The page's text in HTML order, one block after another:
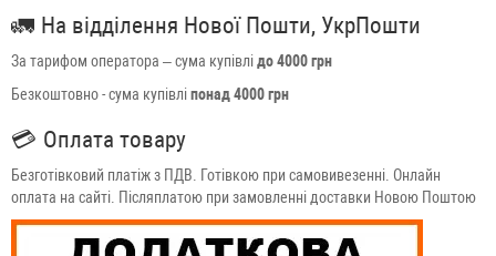
🚛 На відділення Нової Пошти, УкрПошти
За тарифом оператора – сума купівлідо 4000 грн
Безкоштовно - сума купівліпонад 4000 грн
💳 Оплата товару
Безготівковий платіж з ПДВ. Готівкою при самовивезенні. Онлайн
оплата на сайті. Післяплатою при замовленні доставки Новою Поштою